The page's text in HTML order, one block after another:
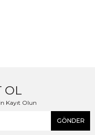
OL
Kayıt Olun
GÖNDER